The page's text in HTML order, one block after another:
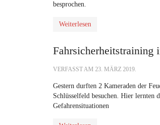
besprochen.
Weiterlesen
Fahrsicherheitstraining
VERFASST AM 23. MÄRZ 2019.
Gestern durften 2 Kameraden der
Schlüsselfeld besuchen. Hier lernten
Gefahrensituationen